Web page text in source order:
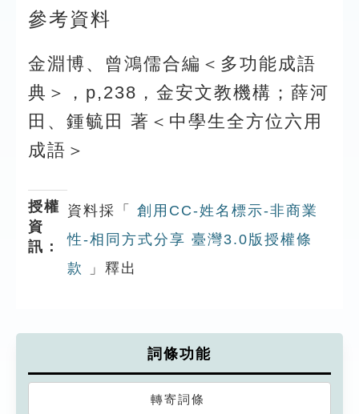
參考資料
金淵博、曾鴻儒合編＜多功能成語
典＞，p,238，金安文教機構；薛河
田、鍾毓田 著＜中學生全方位六用
成語＞
授權
資
訊：
資料採「
創用CC-姓名標示-非商業
性-相同方式分享 臺灣3.0版授權條
款
」釋出
詞條功能
轉寄詞條